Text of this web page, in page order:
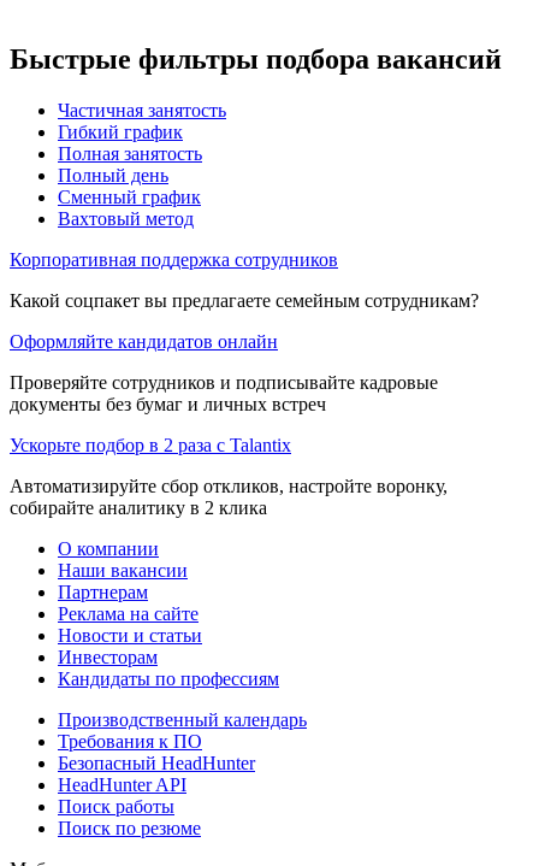
Быстрые фильтры подбора вакансий
Частичная занятость
Гибкий график
Полная занятость
Полный день
Сменный график
Вахтовый метод
Корпоративная поддержка сотрудников
Какой соцпакет вы предлагаете семейным сотрудникам?
Оформляйте кандидатов онлайн
Проверяйте сотрудников и подписывайте кадровые
документы без бумаг и личных встреч
Ускорьте подбор в 2 раза с Talantix
Автоматизируйте сбор откликов, настройте воронку,
собирайте аналитику в 2 клика
О компании
Наши вакансии
Партнерам
Реклама на сайте
Новости и статьи
Инвесторам
Кандидаты по профессиям
Производственный календарь
Требования к ПО
Безопасный HeadHunter
HeadHunter API
Поиск работы
Поиск по резюме